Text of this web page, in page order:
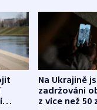
Na Ukrajině
zadržováni
z více než 50